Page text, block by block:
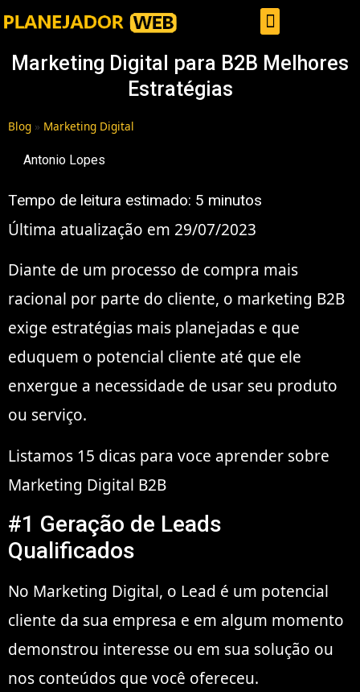
Marketing Digital para B2B Melhores
Estratégias
Blog » Marketing Digital
Antonio Lopes
Tempo de leitura estimado: 5 minutos
Última atualização em 29/07/2023
Diante de um processo de compra mais
racional por parte do cliente, o marketing B2B
exige estratégias mais planejadas e que
eduquem o potencial cliente até que ele
enxergue a necessidade de usar seu produto
ou serviço.
Listamos 15 dicas para voce aprender sobre
Marketing Digital B2B
#1 Geração de Leads
Qualificados
No Marketing Digital, o Lead é um potencial
cliente da sua empresa e em algum momento
demonstrou interesse ou em sua solução ou
nos conteúdos que você ofereceu.